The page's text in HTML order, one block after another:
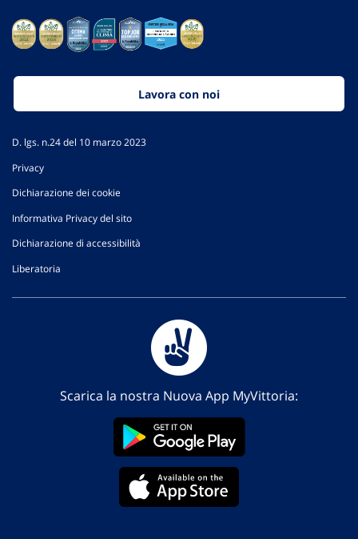
Lavora con noi
D. lgs. n.24 del 10 marzo 2023
Privacy
Dichiarazione dei cookie
Informativa Privacy del sito
Dichiarazione di accessibilità
Liberatoria
Scarica la nostra Nuova App MyVittoria: